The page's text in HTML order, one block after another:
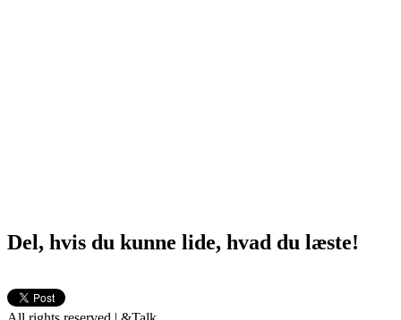
Del, hvis du kunne lide, hvad du læste!